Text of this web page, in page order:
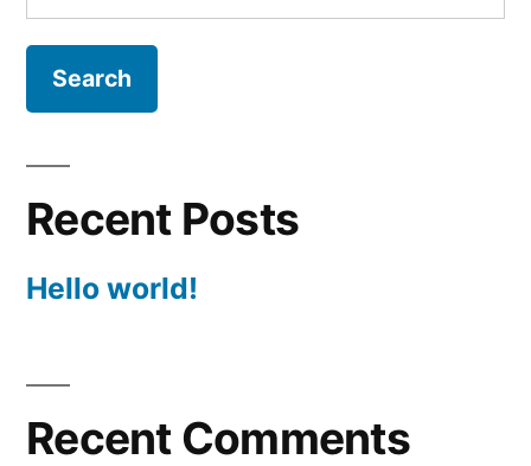
for:
Recent Posts
Hello world!
Recent Comments